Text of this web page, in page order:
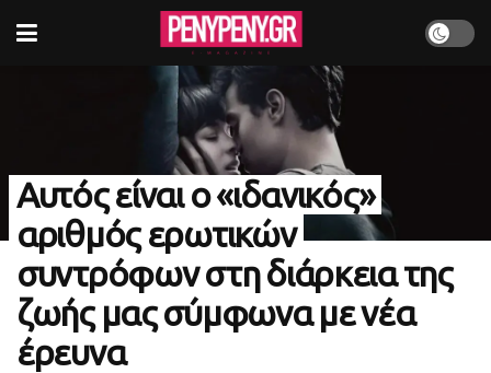
Αυτός είναι ο «ιδανικός»
αριθμός ερωτικών
συντρόφων στη διάρκεια της
ζωής μας σύμφωνα με νέα
έρευνα